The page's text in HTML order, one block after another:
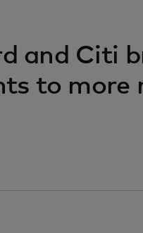
and Citi
to more